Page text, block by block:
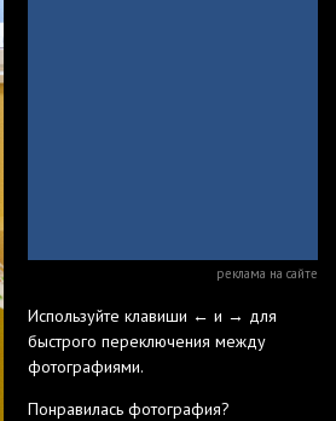
реклама на сайте
Используйте клавиши ← и → для
быстрого переключения между
фотографиями.
Понравилась фотография?